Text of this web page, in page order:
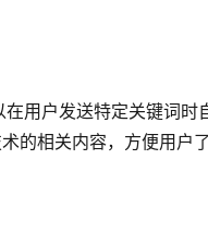
用户发送特定关键词
的相关内容，方便用户了